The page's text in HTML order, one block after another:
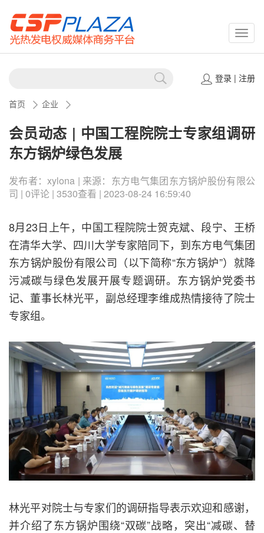
登录| 注册
首页 企业
会员动态 | 中国工程院院士专家组调研
东方锅炉绿色发展
发布者：xylona | 来源：东方电气集团东方锅炉股份有限公
司 | 0评论 | 3530查看 | 2023-08-24 16:59:40
8月23日上午，中国工程院院士贺克斌、段宁、王桥
在清华大学、四川大学专家陪同下，到东方电气集团
东方锅炉股份有限公司（以下简称“东方锅炉”）就降
污减碳与绿色发展开展专题调研。东方锅炉党委书
记、董事长林光平，副总经理李维成热情接待了院士
专家组。
林光平对院士与专家们的调研指导表示欢迎和感谢，
并介绍了东方锅炉围绕“双碳”战略，突出“减碳、替